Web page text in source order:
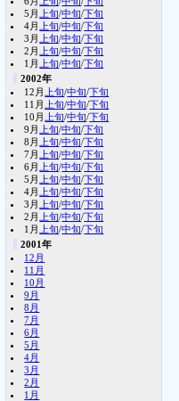
5月 上旬/中旬/下旬
4月 上旬/中旬/下旬
3月 上旬/中旬/下旬
2月 上旬/中旬/下旬
1月 上旬/中旬/下旬
2002年
12月 上旬/中旬/下旬
11月 上旬/中旬/下旬
10月 上旬/中旬/下旬
9月 上旬/中旬/下旬
8月 上旬/中旬/下旬
7月 上旬/中旬/下旬
6月 上旬/中旬/下旬
5月 上旬/中旬/下旬
4月 上旬/中旬/下旬
3月 上旬/中旬/下旬
2月 上旬/中旬/下旬
1月 上旬/中旬/下旬
2001年
12月
11月
10月
9月
8月
7月
6月
5月
4月
3月
2月
1月